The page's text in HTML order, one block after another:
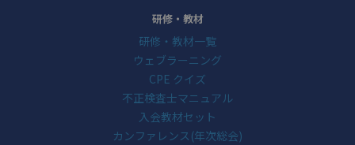
研修・教材
研修・教材一覧
ウェブラーニング
CPE クイズ
不正検査士マニュアル
入会教材セット
カンファレンス(年次総会)